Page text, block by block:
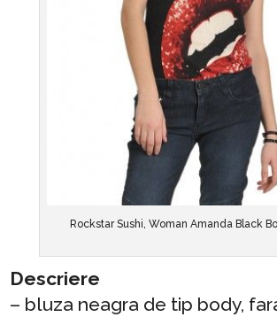
Rockstar Sushi, Woman Amanda Black
Descriere
– bluza neagra de tip body,